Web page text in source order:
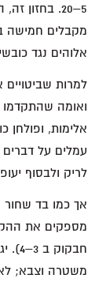
5–20.
מקבלים חמישה
אלוהים נגד כובשיהם (פס'
למרות שביטויים
ואומה
עמלים על
לריק ולבסוף יעופו כאבק
אך כמו בד
מספקים את
משטרה וצבא;